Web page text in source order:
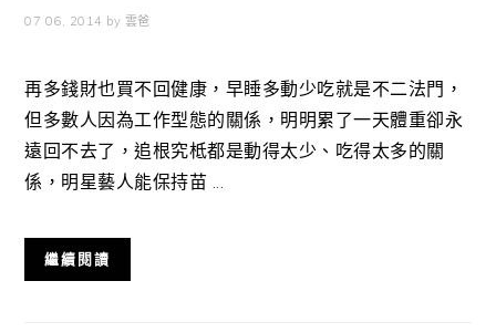
07 06, 2014 by 雲爸
再多錢財也買不回健康，早睡多動少吃就是不二法門，
但多數人因為工作型態的關係，明明累了一天體重卻永
遠回不去了，追根究柢都是動得太少、吃得太多的關
係，明星藝人能保持苗 ...
繼續閱讀